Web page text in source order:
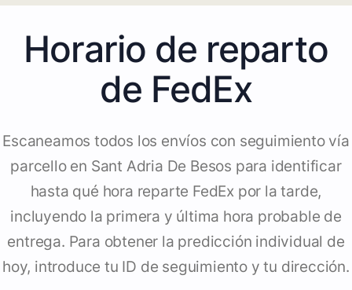
Horario de reparto
de FedEx
Escaneamos todos los envíos con seguimiento vía
parcello en Sant Adria De Besos para identificar
hasta qué hora reparte FedEx por la tarde,
incluyendo la primera y última hora probable de
entrega. Para obtener la predicción individual de
hoy, introduce tu ID de seguimiento y tu dirección.